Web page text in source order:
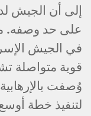
إلى أن الجيش
على حد وصفه.
في الجيش
قوية متواصلة
وُصفت
لتنفيذ خطة